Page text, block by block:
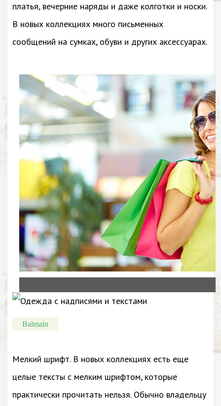
платья, вечерние наряды и даже колготки и носки.
В новых коллекциях много письменных
сообщений на сумках, обуви и других аксессуарах.
Balmain
Мелкий шрифт. В новых коллекциях есть еще
целые тексты с мелким шрифтом, которые
практически прочитать нельзя. Обычно владельцу